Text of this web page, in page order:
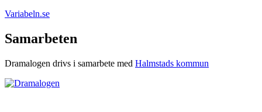
Variabeln.se
Samarbeten
Dramalogen drivs i samarbete med Halmstads kommun